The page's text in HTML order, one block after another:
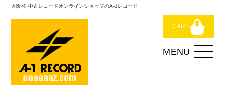
大阪発 中古レコードオンラインショップのA-1レコード
CART